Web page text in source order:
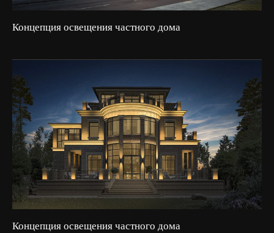
Концепция освещения частного дома
Концепция освещения частного дома